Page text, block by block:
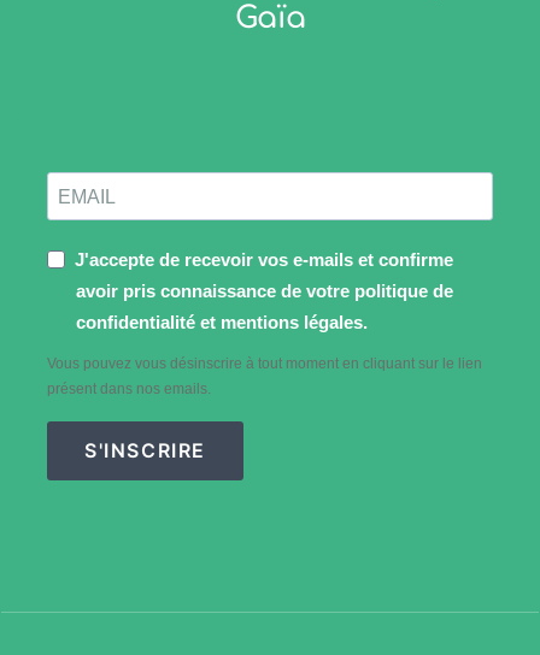
Gaïa
J'accepte de recevoir vos e-mails et confirme
avoir pris connaissance de votre politique de
confidentialité et mentions légales.
Vous pouvez vous désinscrire à tout moment en cliquant sur le lien
présent dans nos emails.
S'INSCRIRE